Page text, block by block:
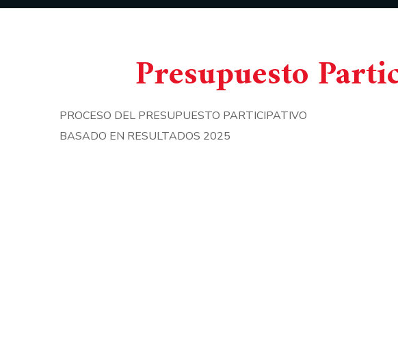
Presupuesto
PROCESO DEL PRESUPUESTO PARTICIPATIVO
BASADO EN RESULTADOS 2025